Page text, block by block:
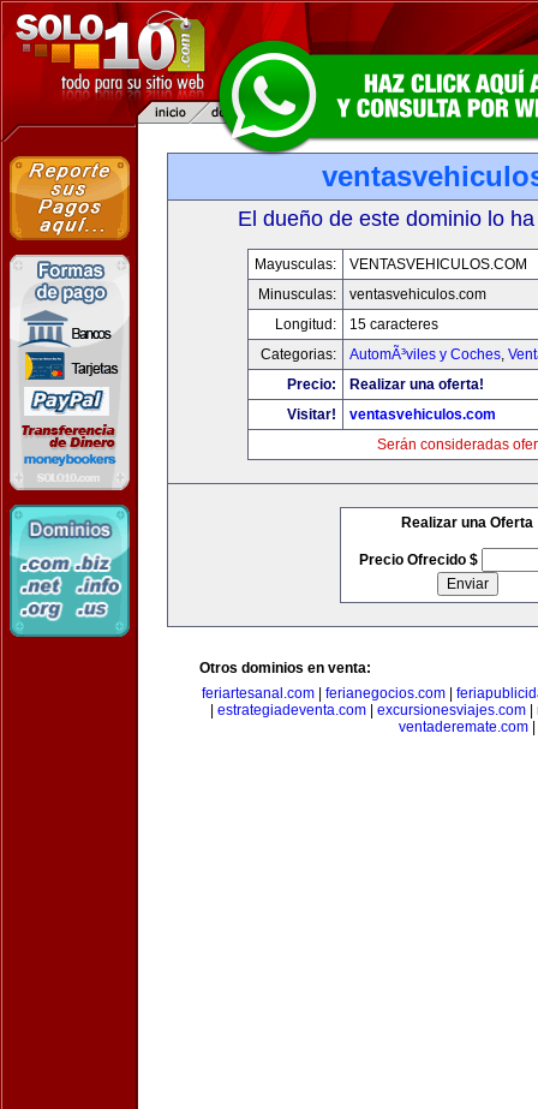
El dueño de este dominio lo
Mayusculas:
VENTASVEHICULOS.COM
Minusculas:
ventasvehiculos.com
Longitud:
15 caracteres
Categorias:
AutomÃ³viles y Coches,
Precio:
Realizar una oferta!
Visitar!
ventasvehiculos.com
Serán consideradas
Realizar una Oferta
Precio Ofrecido $
Otros dominios en venta:
feriartesanal.com
ferianegocios.com
estrategiadeventa.com| excursionesviajes.com|
ventaderemate.com